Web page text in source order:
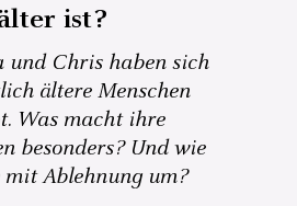
ist?
und Chris haben sich
ältere Menschen
Was macht ihre
besonders? Und wie
mit Ablehnung um?